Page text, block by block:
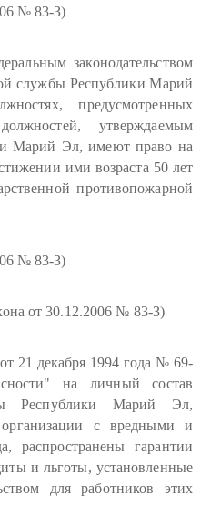
№ 83-З)
законодательством
службы Республики Марий
предусмотренных
утверждаемым
Марий Эл, имеют право на
ими возраста 50 лет
противопожарной
№ 83-З)
от 30.12.2006 № 83-З)
21 декабря 1994 года № 69-
на личный состав
Республики Марий Эл,
с вредными и
распространены гарантии
и льготы, установленные
для работников этих